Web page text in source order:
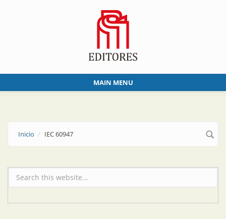
MAIN MENU
Inicio IEC 60947
Formulario de búsqueda